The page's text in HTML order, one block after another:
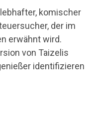
komischer
der im
erwähnt wird.
von Taizelis
identifizieren